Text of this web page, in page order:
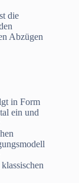
die
Abzügen
in Form
ein und